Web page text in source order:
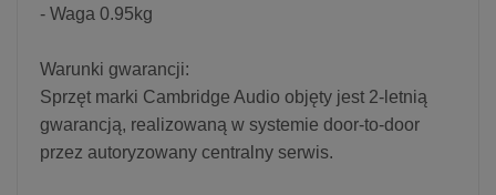
- Waga 0.95kg
Warunki gwarancji:
Sprzęt marki Cambridge Audio objęty jest 2-letnią
gwarancją, realizowaną w systemie door-to-door
przez autoryzowany centralny serwis.